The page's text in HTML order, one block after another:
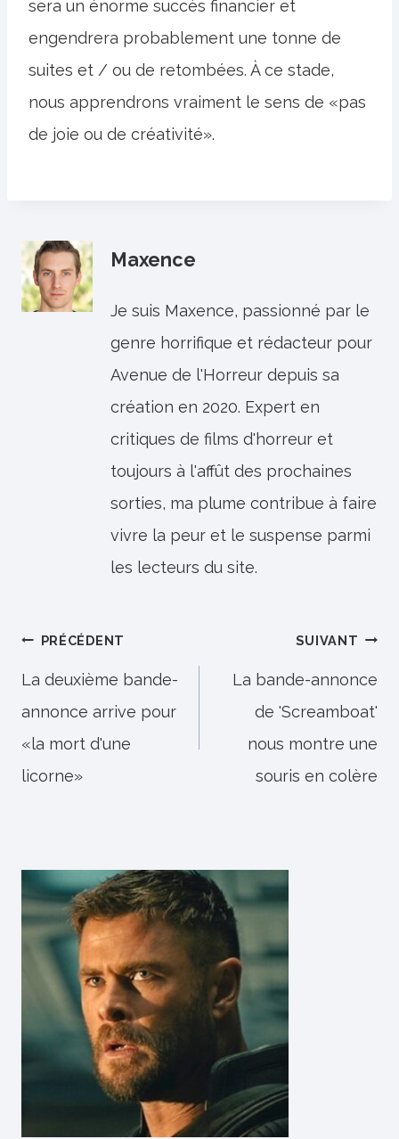
sera un énorme succès financier et
engendrera probablement une tonne de
suites et / ou de retombées. À ce stade,
nous apprendrons vraiment le sens de «pas
de joie ou de créativité».
Maxence
Je suis Maxence, passionné par le
genre horrifique et rédacteur pour
Avenue de l'Horreur depuis sa
création en 2020. Expert en
critiques de films d'horreur et
toujours à l'affût des prochaines
sorties, ma plume contribue à faire
vivre la peur et le suspense parmi
les lecteurs du site.
Navigation
de
l’article
PRÉCÉDENT
La deuxième bande-
annonce arrive pour
«la mort d'une
licorne»
SUIVANT
La bande-annonce
de 'Screamboat'
nous montre une
souris en colère